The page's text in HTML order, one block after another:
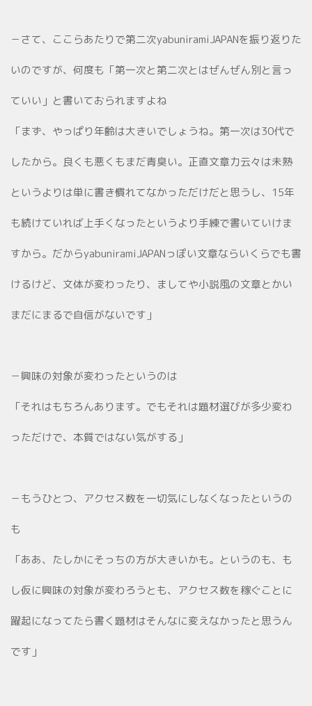
－さて、ここらあたりで第二次yabuniramiJAPANを振り返りた
いのですが、何度も「第一次と第二次とはぜんぜん別と言っ
ていい」と書いておられますよね
「まず、やっぱり年齢は大きいでしょうね。第一次は30代で
したから。良くも悪くもまだ青臭い。正直文章力云々は未熟
というよりは単に書き慣れてなかっただけだと思うし、15年
も続けていれば上手くなったというより手練で書いていけま
すから。だからyabuniramiJAPANっぽい文章ならいくらでも書
けるけど、文体が変わったり、ましてや小説風の文章とかい
まだにまるで自信がないです」
－興味の対象が変わったというのは
「それはもちろんあります。でもそれは題材選びが多少変わ
っただけで、本質ではない気がする」
－もうひとつ、アクセス数を一切気にしなくなったというの
も
「ああ、たしかにそっちの方が大きいかも。というのも、も
し仮に興味の対象が変わろうとも、アクセス数を稼ぐことに
躍起になってたら書く題材はそんなに変えなかったと思うん
です」